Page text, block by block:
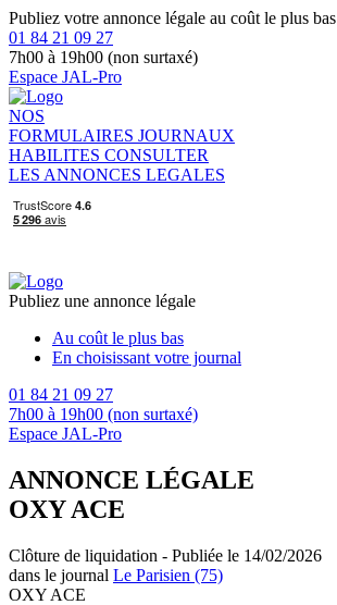
Publiez votre annonce légale au coût le plus bas
01 84 21 09 27
7h00 à 19h00 (non surtaxé)
Espace JAL-Pro
NOS
FORMULAIRES JOURNAUX
HABILITES CONSULTER
LES ANNONCES LEGALES
Publiez une annonce légale
Au coût le plus bas
En choisissant votre journal
01 84 21 09 27
7h00 à 19h00 (non surtaxé)
Espace JAL-Pro
ANNONCE LÉGALE
OXY ACE
Clôture de liquidation - Publiée le 14/02/2026
dans le journal Le Parisien (75)
OXY ACE